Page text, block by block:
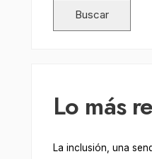
Buscar
Lo más
La inclusión, una